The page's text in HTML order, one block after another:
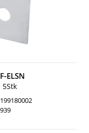
ELSN
5Stk
199180002
939